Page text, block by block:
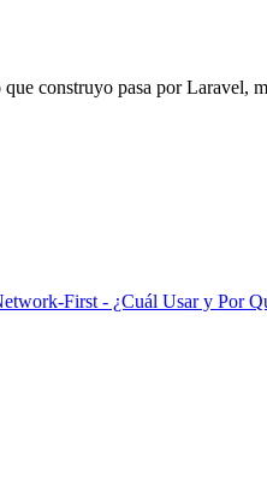
construyo pasa por Laravel,
First - ¿Cuál Usar y Por